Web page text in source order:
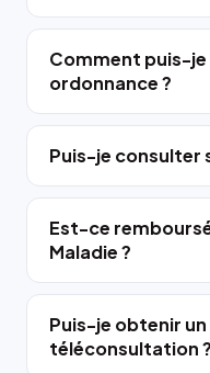
Comment puis-
ordonnance ?
Puis-je consulter
Est-ce
Maladie ?
Puis-je obtenir
téléconsultation ?